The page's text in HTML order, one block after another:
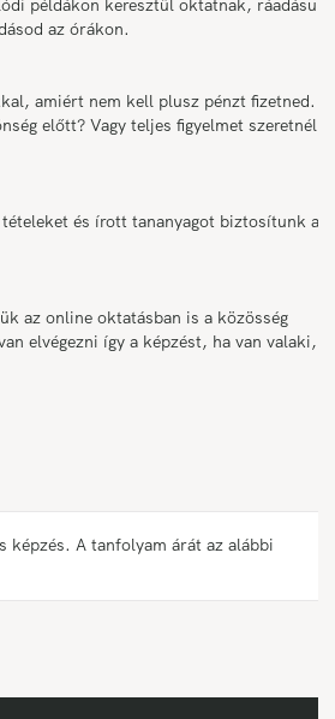
példákon keresztül oktatnak, ráadásul a
az órákon.
amiért nem kell plusz pénzt fizetned.
előtt? Vagy teljes figyelmet szeretnél az
és írott tananyagot biztosítunk az
az online oktatásban is a közösség
elvégezni így a képzést, ha van valaki,
képzés. A tanfolyam árát az alábbi